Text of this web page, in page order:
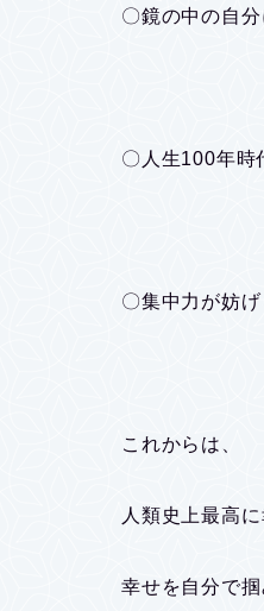
〇鏡の中の自
〇人生100年時
〇集中力が妨
これからは、
人類史上最高
幸せを自分で